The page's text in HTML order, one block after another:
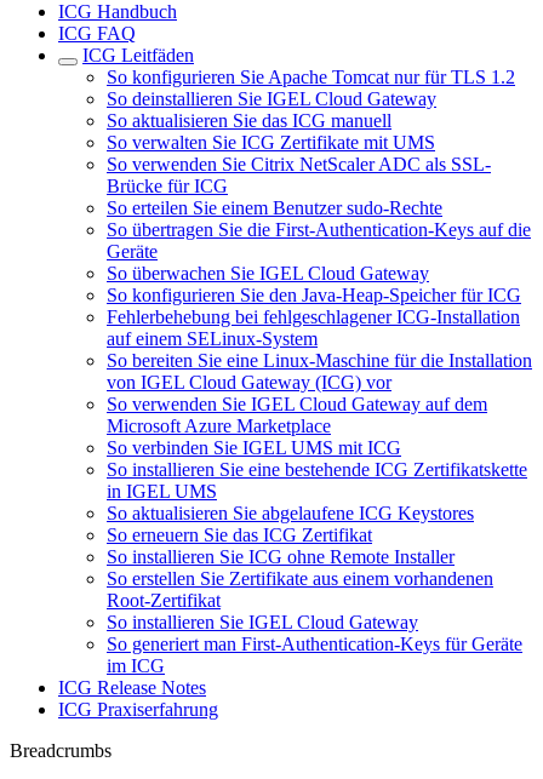
ICG Handbuch
ICG FAQ
ICG Leitfäden
So konfigurieren Sie Apache Tomcat nur für TLS 1.2
So deinstallieren Sie IGEL Cloud Gateway
So aktualisieren Sie das ICG manuell
So verwalten Sie ICG Zertifikate mit UMS
So verwenden Sie Citrix NetScaler ADC als SSL-
Brücke für ICG
So erteilen Sie einem Benutzer sudo-Rechte
So übertragen Sie die First-Authentication-Keys auf die
Geräte
So überwachen Sie IGEL Cloud Gateway
So konfigurieren Sie den Java-Heap-Speicher für ICG
Fehlerbehebung bei fehlgeschlagener ICG-Installation
auf einem SELinux-System
So bereiten Sie eine Linux-Maschine für die Installation
von IGEL Cloud Gateway (ICG) vor
So verwenden Sie IGEL Cloud Gateway auf dem
Microsoft Azure Marketplace
So verbinden Sie IGEL UMS mit ICG
So installieren Sie eine bestehende ICG Zertifikatskette
in IGEL UMS
So aktualisieren Sie abgelaufene ICG Keystores
So erneuern Sie das ICG Zertifikat
So installieren Sie ICG ohne Remote Installer
So erstellen Sie Zertifikate aus einem vorhandenen
Root-Zertifikat
So installieren Sie IGEL Cloud Gateway
So generiert man First-Authentication-Keys für Geräte
im ICG
ICG Release Notes
ICG Praxiserfahrung
Breadcrumbs